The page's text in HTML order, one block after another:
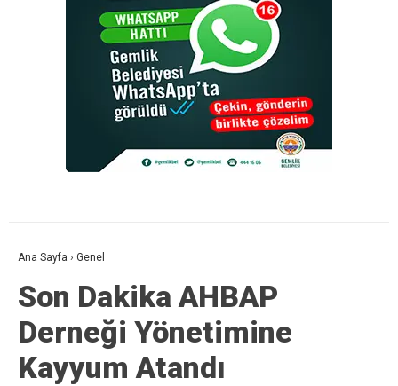
Ana Sayfa › Genel
Son Dakika AHBAP
Derneği Yönetimine
Kayyum Atandı